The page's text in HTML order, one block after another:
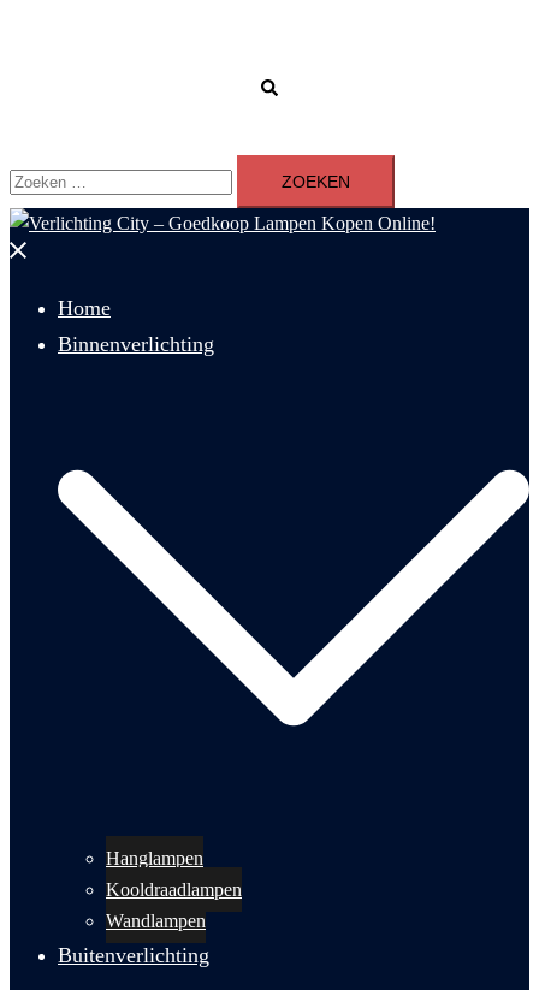
Zoeken
naar:
Menu
Home
Binnenverlichting
Hanglampen
Kooldraadlampen
Wandlampen
Buitenverlichting